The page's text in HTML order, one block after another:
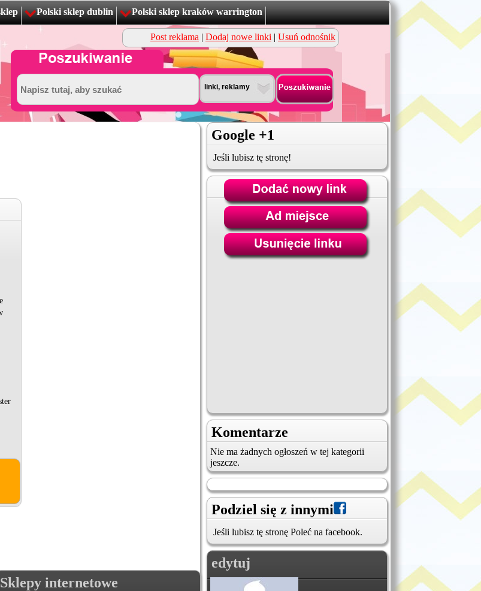
Polski sklep dublin Polski sklep kraków warrington
Post reklama | Dodaj nowe linki | Usuń odnośnik
Sklepy internetowe
Google +1
Jeśli lubisz tę stronę!
Komentarze
Nie ma żadnych ogłoszeń w tej kategorii
jeszcze.
Podziel się z innymi
Jeśli lubisz tę stronę Poleć na facebook.
edytuj